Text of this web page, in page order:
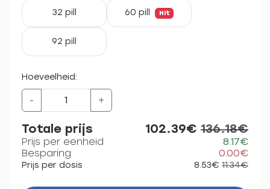
32 pill 60 pill Hit
92 pill
Hoeveelheid:
- +
Totale prijs 102.39€ 136.18€
Prijs per eenheid
8.17€
Besparing
0.00€
Prijs per dosis 8.53€ 11.34€